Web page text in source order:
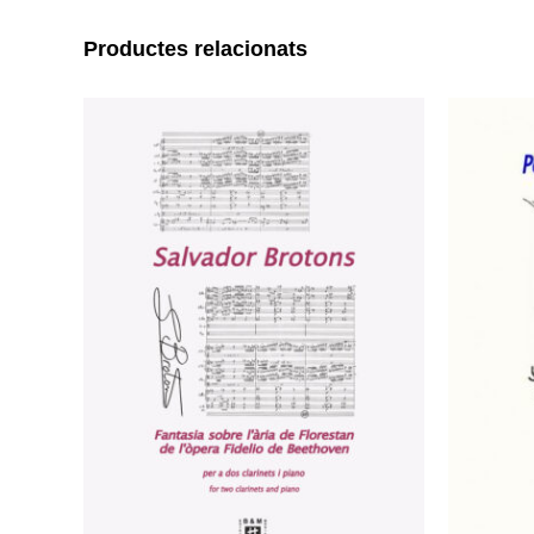
Productes relacionats